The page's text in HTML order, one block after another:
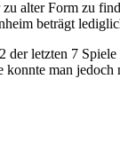
alter Form zu
beträgt
letzten 7
man